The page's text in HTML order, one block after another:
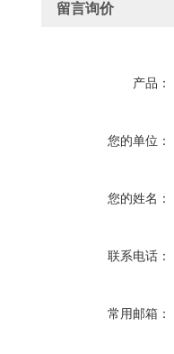
留言询价
产品：
您的单位：
您的姓名：
联系电话：
常用邮箱：